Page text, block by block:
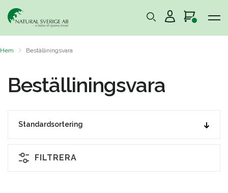
Hem Beställiningsvara
Beställiningsvara
FILTRERA